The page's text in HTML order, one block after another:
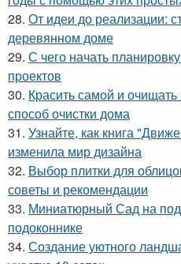
28. От идеи до реализации:
деревянном доме
29. С чего начать
проектов
30. Красить самой и
способ очистки дома
31. Узнайте, как книга
изменила мир дизайна
32. Выбор плитки для
советы и рекомендации
33. Миниатюрный Сад на
подоконнике
34. Создание уютного